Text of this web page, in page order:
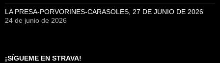
LA PRESA-PORVORINES-CARASOLES, 27 DE JUNIO DE 2026
24 de junio de 2026
¡SÍGUEME EN STRAVA!